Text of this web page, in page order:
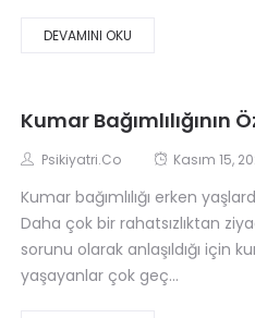
DEVAMINI OKU
Kumar Bağımlılığının
Psikiyatri.co Kasım 15,
Kumar bağımlılığı erken
Daha çok bir rahatsızlıktan
sorunu olarak anlaşıldığı için
yaşayanlar çok geç...